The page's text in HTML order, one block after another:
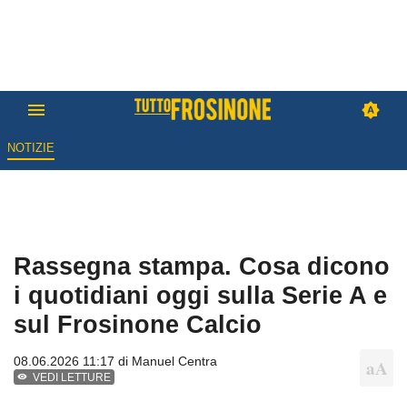
NOTIZIE
Rassegna stampa. Cosa dicono
i quotidiani oggi sulla Serie A e
sul Frosinone Calcio
08.06.2026 11:17 di Manuel Centra
VEDI LETTURE